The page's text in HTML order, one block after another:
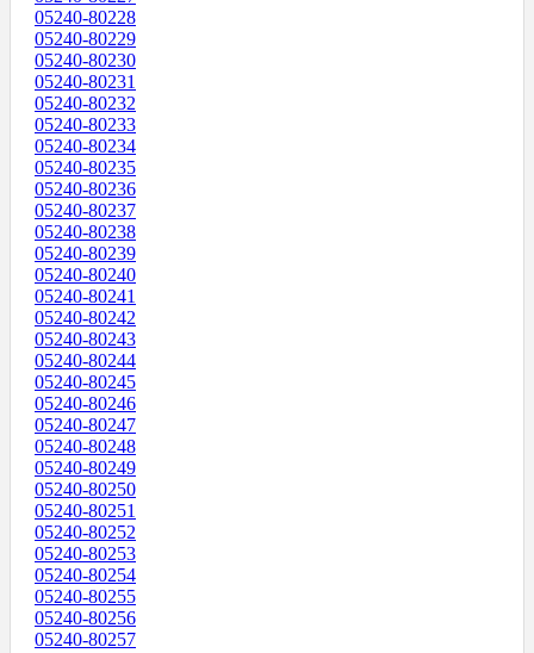
05240-80228
05240-80229
05240-80230
05240-80231
05240-80232
05240-80233
05240-80234
05240-80235
05240-80236
05240-80237
05240-80238
05240-80239
05240-80240
05240-80241
05240-80242
05240-80243
05240-80244
05240-80245
05240-80246
05240-80247
05240-80248
05240-80249
05240-80250
05240-80251
05240-80252
05240-80253
05240-80254
05240-80255
05240-80256
05240-80257